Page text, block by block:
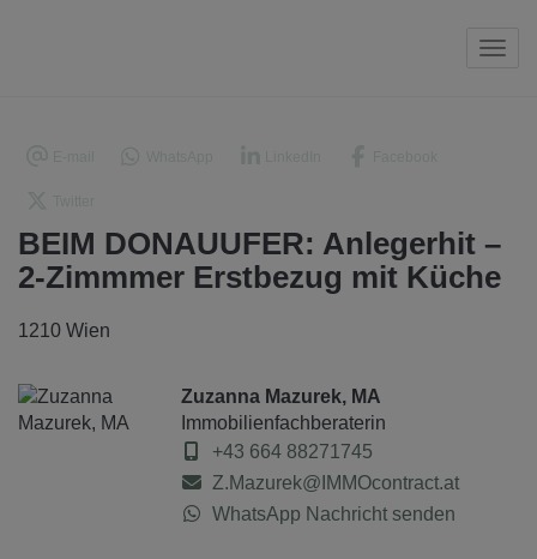
BEIM DONAUUFER: Anlegerhit –
2-Zimmmer Erstbezug mit Küche
1210 Wien
Zuzanna Mazurek, MA
Immobilienfachberaterin
+43 664 88271745
Z.Mazurek@IMMOcontract.at
WhatsApp Nachricht senden